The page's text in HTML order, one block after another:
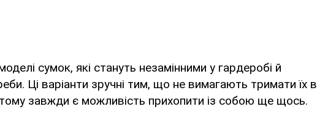
сумок, які стануть незамінними у гардеробі й
Ці варіанти зручні тим, що не вимагають тримати їх в
завжди є можливість прихопити із собою ще щось.